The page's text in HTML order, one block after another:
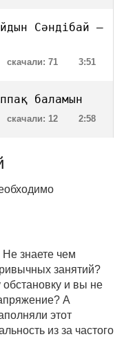
Сәндібай —
3:51
скачали: 71
баламын
2:58
скачали: 12
знаете чем
занятий?
и вы не
А
этот
из за частого